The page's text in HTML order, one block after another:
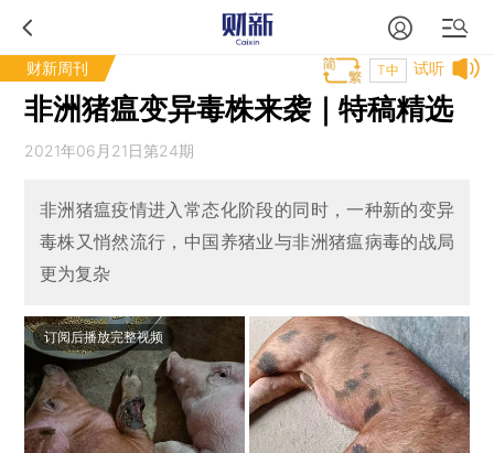
财新周刊 试听
T中
非洲猪瘟变异毒株来袭｜特稿精选
2021年06月21日第24期
非洲猪瘟疫情进入常态化阶段的同时，一种新的变异
毒株又悄然流行，中国养猪业与非洲猪瘟病毒的战局
更为复杂
订阅后播放完整视频